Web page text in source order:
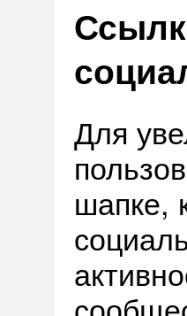
Для
шапке,